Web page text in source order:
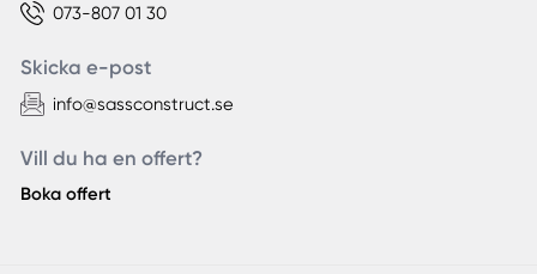
073-807 01 30
Skicka e-post
info@sassconstruct.se
Vill du ha en offert?
Boka offert